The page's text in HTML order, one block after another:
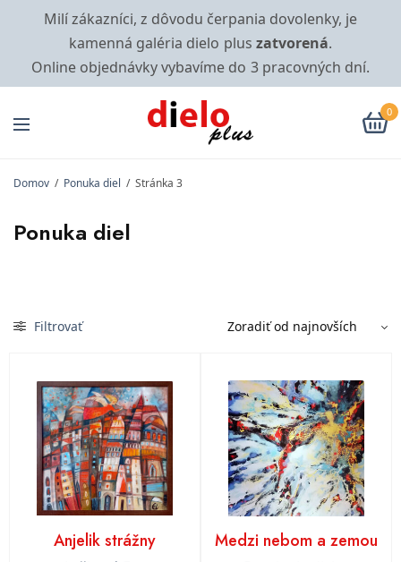
Milí zákazníci, z dôvodu čerpania dovolenky, je
kamenná galéria dielo plus zatvorená.
Online objednávky vybavíme do 3 pracovných dní.
0
Domov / Ponuka diel / Stránka 3
Ponuka diel
Filtrovať
Anjelik strážny Medzi nebom a zemou